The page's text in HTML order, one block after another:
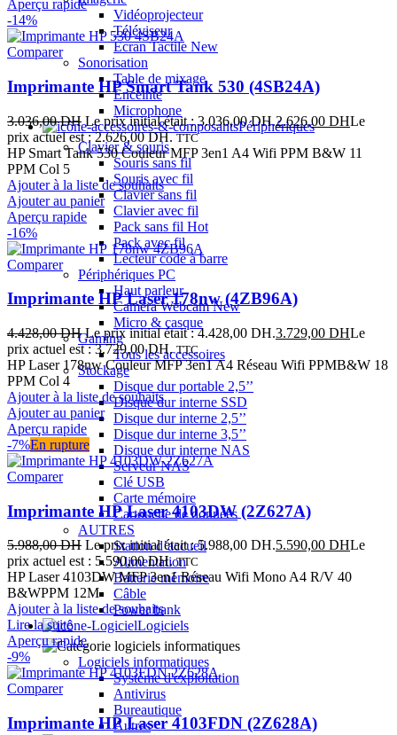
Vidéoprojecteur
Téléviseur
Ecran Tactile New
Sonorisation
Table de mixage
Enceinte
Microphone
Périphériques
Clavier & souris
Souris sans fil
Souris avec fil
Clavier sans fil
Clavier avec fil
Pack sans fil Hot
Pack avec fil
Lecteur code à barre
Périphériques PC
Haut parleur
Caméra WebcamNew
Micro & casque
Gaming
Tous les accessoires
Stockage
Disque dur portable 2,5’’
Disque dur interne SSD
Disque dur interne 2,5’’
Disque dur interne 3,5’’
Disque dur interne NAS
Serveur NAS
Clé USB
Carte mémoire
Cartouche de données
AUTRES
Station d’accueil
Alimentation
Batterie mémoire
Câble
Power bank
Logiciels
Logiciels informatiques
Système d'exploitation
Antivirus
Bureautique
Autres
Aperçu rapide
-14%
Comparer
Imprimante HP Smart Tank 530 (4SB24A)
3.036,00DH Le prix initial était : 3.036,00 DH.2.626,00 DHLe
prix actuel est : 2.626,00 DH. TTC
HP Smart Tank 530 Couleur MFP 3en1 A4 Wifi PPM B&W 11
PPM Col 5
Ajouter à la liste de souhaits
Ajouter au panier
Aperçu rapide
-16%
Comparer
Imprimante HP Laser 178nw (4ZB96A)
4.428,00DH Le prix initial était : 4.428,00 DH.3.729,00 DHLe
prix actuel est : 3.729,00 DH. TTC
HP Laser 178nw Couleur MFP 3en1 A4 Réseau Wifi PPMB&W 18
PPM Col 4
Ajouter à la liste de souhaits
Ajouter au panier
Aperçu rapide
-7%En rupture
Comparer
Imprimante HP Laser 4103DW (2Z627A)
5.988,00DH Le prix initial était : 5.988,00 DH.5.590,00 DHLe
prix actuel est : 5.590,00 DH. TTC
HP Laser 4103DW MFP 3en1 Réseau Wifi Mono A4 R/V 40
B&WPPM 12M
Ajouter à la liste de souhaits
Lire la suite
Aperçu rapide
-9%
Comparer
Imprimante HP Laser 4103FDN (2Z628A)